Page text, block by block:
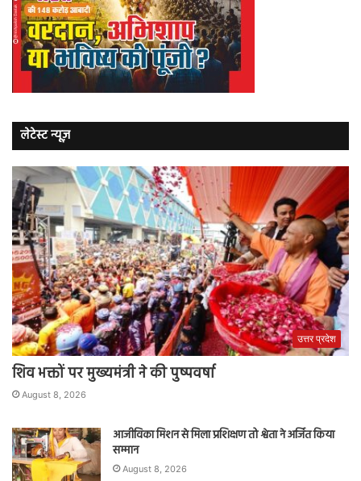
लेटेस्ट न्यूज़
उत्तर प्रदेश
शिव भक्तों पर मुख्यमंत्री ने की पुष्पवर्षा
August 8, 2026
आजीविका मिशन से मिला प्रशिक्षण तो श्वेता ने अर्जित किया
सम्मान
August 8, 2026